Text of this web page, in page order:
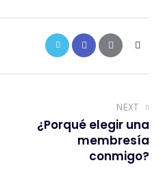
NEXT
¿Porqué elegir una
membresía
conmigo?